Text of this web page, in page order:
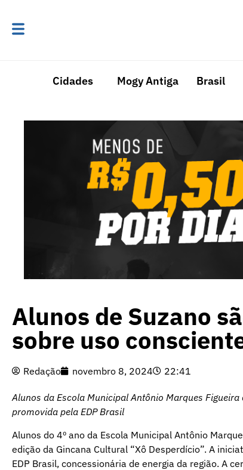
Cidades Mogy Antiga Brasil
Alunos de Suzano
sobre uso
Redação novembro 8, 2024 22:41
Alunos da Escola Municipal Antônio Marques
promovida pela EDP Brasil
Alunos do 4º ano da Escola Municipal Antônio
edição da Gincana Cultural “Xô Desperdício”. A
EDP Brasil, concessionária de energia da região. A